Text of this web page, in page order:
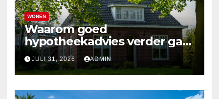
WONEN
Waarom goed
hypotheekadvies verder gaat
dan alleen cijfers
JULI 31, 2026 ADMIN